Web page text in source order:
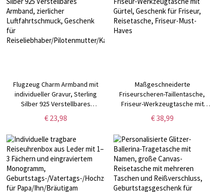
Flugzeug Charm Armband mit
individueller Gravur, Sterling
Silber 925 Verstellbares
Armband, zierlicher
Luftfahrtschmuck, Geschenk für
Reiseliebhaber/Pilotenmutter/Kabinenpersonal
€ 23,98
Maßgeschneiderte
Friseurscheren-Taillentasche,
Friseur-Werkzeugtasche mit
Gürtel, Geschenk für Friseur,
Reisetasche, Friseur-Must-Haves
€ 38,99